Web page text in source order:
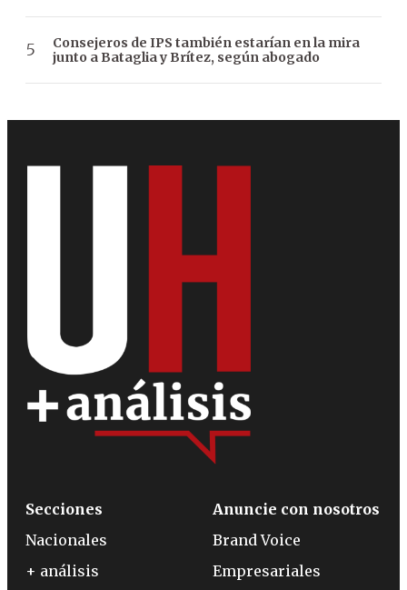
Consejeros de IPS también estarían en la mira
junto a Bataglia y Brítez, según abogado
Secciones
Nacionales
+ análisis
Anuncie con nosotros
Brand Voice
Empresariales